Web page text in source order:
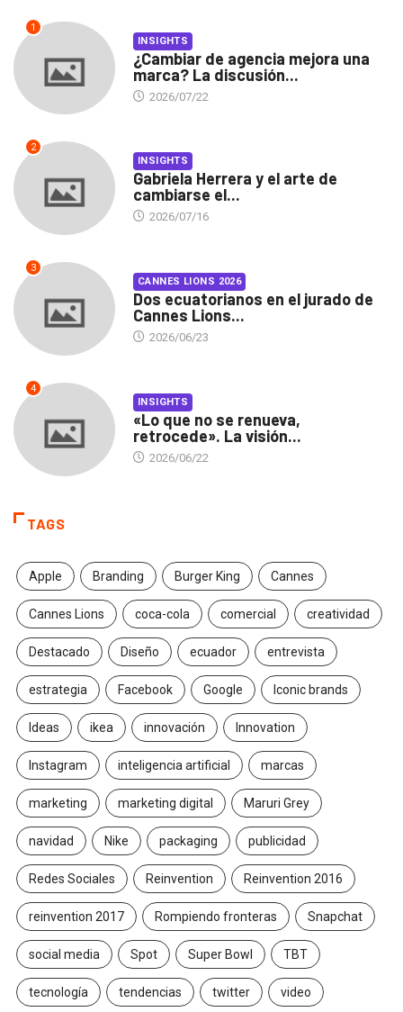
1
INSIGHTS
¿Cambiar de agencia mejora una
marca? La discusión...
2026/07/22
2
INSIGHTS
Gabriela Herrera y el arte de
cambiarse el...
2026/07/16
3
CANNES LIONS 2026
Dos ecuatorianos en el jurado de
Cannes Lions...
2026/06/23
4
INSIGHTS
«Lo que no se renueva,
retrocede». La visión...
2026/06/22
TAGS
Apple Branding Burger King Cannes
Cannes Lions coca-cola comercial creatividad
Destacado Diseño ecuador entrevista
estrategia Facebook Google Iconic brands
Ideas ikea innovación Innovation
Instagram inteligencia artificial marcas
marketing marketing digital Maruri Grey
navidad Nike packaging publicidad
Redes Sociales Reinvention Reinvention 2016
reinvention 2017 Rompiendo fronteras Snapchat
social media Spot Super Bowl TBT
tecnología tendencias twitter video